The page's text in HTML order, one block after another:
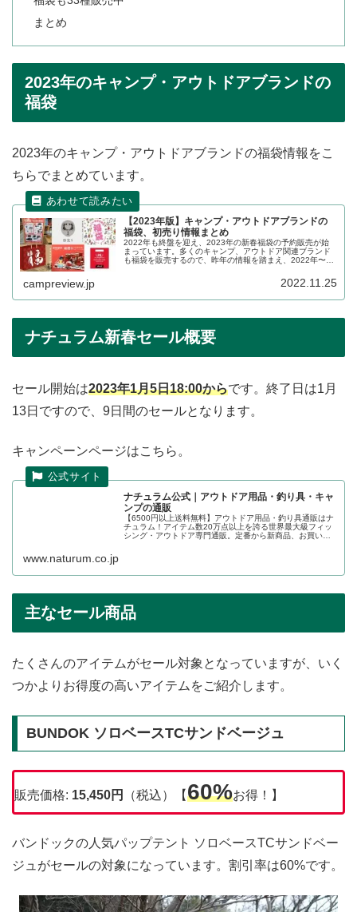
まとめ
2023年のキャンプ・アウトドアブランドの
福袋
2023年のキャンプ・アウトドアブランドの福袋情報をこ
ちらでまとめています。
【2023年版】キャンプ・アウトドアブランドの
福袋、初売り情報まとめ
2022年も終盤を迎え、2023年の新春福袋の予約販売が始
まっています。多くのキャンプ、アウトドア関連ブランド
も福袋を販売するので、昨年の情報を踏まえ、2022年〜
campreview.jp 2022.11.25
ナチュラム新春セール概要
セール開始は2023年1月5日18:00からです。終了日は1月
13日ですので、9日間のセールとなります。
キャンペーンページはこちら。
ナチュラム公式｜アウトドア用品・釣り具・キャ
ンプの通販
【6500円以上送料無料】アウトドア用品・釣り具通販はナ
チュラム！アイテム数20万点以上を誇る世界最大級フィッ
シング・アウトドア専門通販。定番から新商品、お買い得
www.naturum.co.jp
主なセール商品
たくさんのアイテムがセール対象となっていますが、いく
つかよりお得度の高いアイテムをご紹介します。
BUNDOK ソロベースTCサンドベージュ
販売価格: 15,450円 （税込）【60%お得！】
バンドックの人気パップテント ソロベースTCサンドベー
ジュがセールの対象になっています。割引率は60%です。